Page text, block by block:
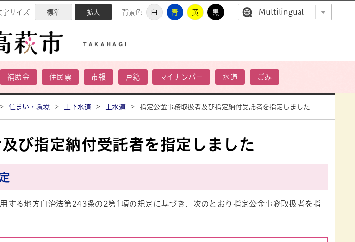
字サイズ 標準 拡大 背景色 白 青 黄 黒 Multilingual
補助金 住民票 市報 戸籍 マイナンバー 水道 ごみ
> 住まい・環境 > 上下水道 > 上水道 > 指定公金事務取扱者及び指定納付受託者を指定しました
び指定納付受託者を指定しました
する地方自治法第243条の2第1項の規定に基づき、次のとおり指定公金事務取扱者を指